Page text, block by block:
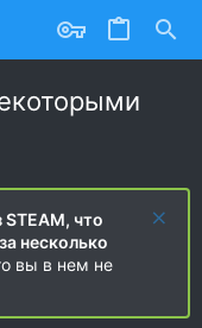
что
несколько
вы в нем не